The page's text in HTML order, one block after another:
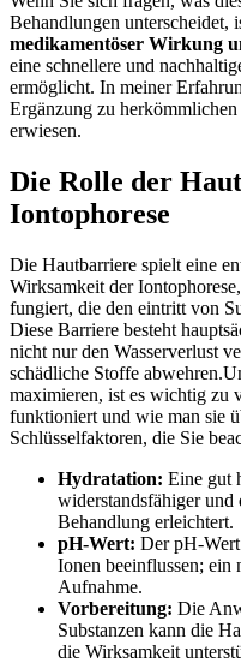
Behandlungen unterscheidet,
medikamentöser ⁣Wirkung
eine schnellere und
ermöglicht. In‌ meiner
Ergänzung⁢ zu‍
erwiesen.
Die Rolle der
Iontophorese
Die Hautbarriere spielt eine
Wirksamkeit​ der
fungiert, ⁣die den ‍eintritt von⁣
Diese Barriere besteht
nicht nur den Wasserverlust
schädliche Stoffe
maximieren, ist es wichtig zu
funktioniert und ‌wie man sie
Schlüsselfaktoren, ​die Sie
Hydratation: Eine gut⁤
widerstandsfähiger
Behandlung erleichtert.
pH-Wert: Der pH-
Ionen ‍beeinflussen;
Aufnahme.
Vorbereitung: Die
Substanzen kann die‍
die Wirksamkeit